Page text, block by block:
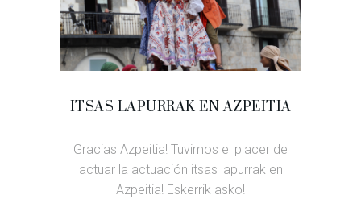
ITSAS LAPURRAK EN AZPEITIA
Gracias Azpeitia! Tuvimos el placer de
actuar la actuación itsas lapurrak en
Azpeitia! Eskerrik asko!